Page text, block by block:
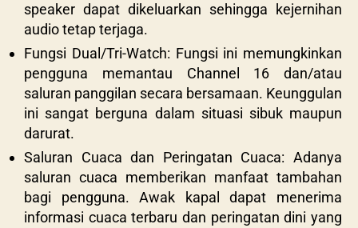
speaker dapat dikeluarkan sehingga kejernihan
audio tetap terjaga.
Fungsi Dual/Tri-Watch: Fungsi ini memungkinkan
pengguna memantau Channel 16 dan/atau
saluran panggilan secara bersamaan. Keunggulan
ini sangat berguna dalam situasi sibuk maupun
darurat.
Saluran Cuaca dan Peringatan Cuaca: Adanya
saluran cuaca memberikan manfaat tambahan
bagi pengguna. Awak kapal dapat menerima
informasi cuaca terbaru dan peringatan dini yang